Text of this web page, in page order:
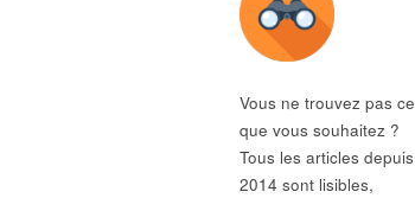
Vous ne trouvez pas ce
que vous souhaitez ?
Tous les articles depuis
2014 sont lisibles,